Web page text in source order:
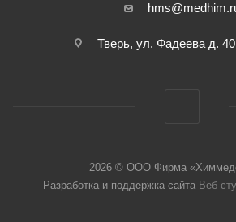
Тверь, ул. Фадеева д. 40
2026 © ООО Фирма
Разработка и поддержка сайта Веб-